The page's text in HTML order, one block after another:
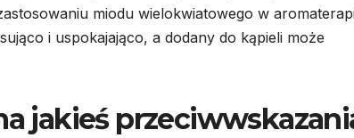
miodu wielokwiatowego w
i uspokajająco, a dodany do kąpieli może
jakieś